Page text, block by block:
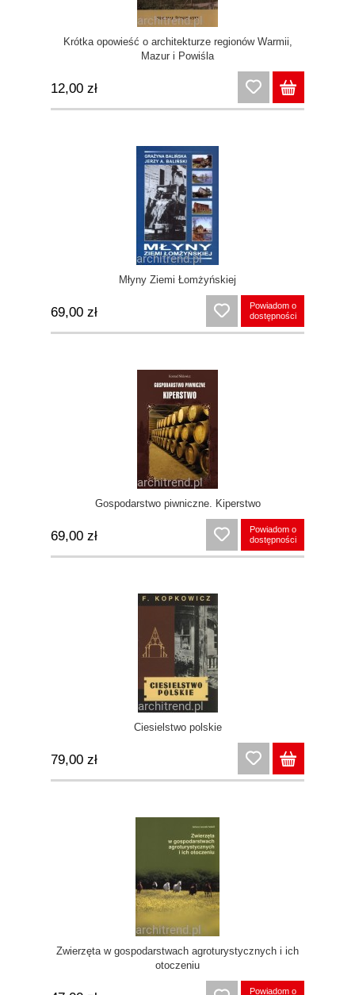
Krótka opowieść o architekturze regionów Warmii,
Mazur i Powiśla
12,00 zł
Młyny Ziemi Łomżyńskiej
69,00 zł
Powiadom o
dostępności
Gospodarstwo piwniczne. Kiperstwo
69,00 zł
Powiadom o
dostępności
Ciesielstwo polskie
79,00 zł
Zwierzęta w gospodarstwach agroturystycznych i ich
otoczeniu
Powiadom o